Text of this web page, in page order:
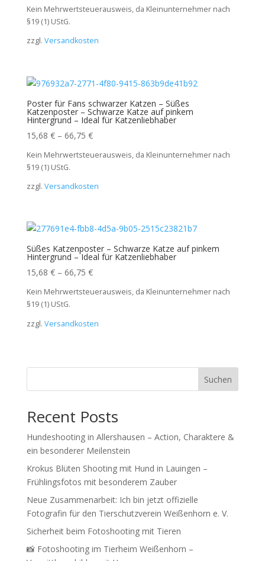
Kein Mehrwertsteuerausweis, da Kleinunternehmer nach
§19 (1) UStG.
zzgl. Versandkosten
Poster für Fans schwarzer Katzen – Süßes
Katzenposter – Schwarze Katze auf pinkem
Hintergrund – Ideal für Katzenliebhaber
15,68 €– 66,75 €
Kein Mehrwertsteuerausweis, da Kleinunternehmer nach
§19 (1) UStG.
zzgl. Versandkosten
Süßes Katzenposter – Schwarze Katze auf pinkem
Hintergrund – Ideal für Katzenliebhaber
15,68 €– 66,75 €
Kein Mehrwertsteuerausweis, da Kleinunternehmer nach
§19 (1) UStG.
zzgl. Versandkosten
Suchen
Recent Posts
Hundeshooting in Allershausen – Action, Charaktere &
ein besonderer Meilenstein
Krokus Blüten Shooting mit Hund in Lauingen –
Frühlingsfotos mit besonderem Zauber
Neue Zusammenarbeit: Ich bin jetzt offizielle
Fotografin für den Tierschutzverein Weißenhorn e. V.
Sicherheit beim Fotoshooting mit Tieren
📸 Fotoshooting im Tierheim Weißenhorn –